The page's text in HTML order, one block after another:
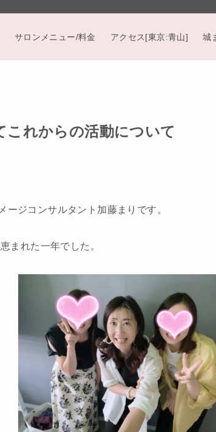
サロンメニュー/料金 アクセス[東京:青山] 城
これからの活動について
ージコンサルタント加藤まりです。
まれた一年でした。